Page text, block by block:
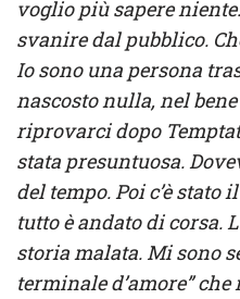
voglio più sapere
svanire dal pubblico.
Io sono una persona
nascosto nulla, nel
riprovarci dopo
stata presuntuosa.
del tempo. Poi c’è stato
tutto è andato di corsa.
storia malata. Mi sono
terminale d’amore”